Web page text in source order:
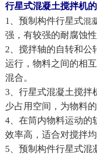
行星式混凝土搅拌机
1、预制构件行星式混
强，有较强的耐腐蚀性
2、搅拌轴的自转和公
运行，物料之间的相
混合。
3、行星式混凝土搅拌
少占用空间，为物料
4、在筒内物料运动的
效率高，适合对搅拌
5、预制构件行星式混